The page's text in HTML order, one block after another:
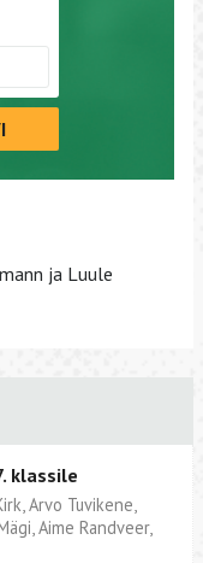
ja Luule
klassile
Arvo Tuvikene,
Aime Randveer,